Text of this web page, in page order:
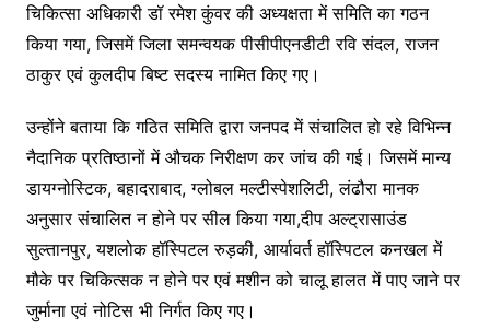
चिकित्सा अधिकारी डॉ रमेश कुंवर की अध्यक्षता में समिति का गठन
किया गया, जिसमें जिला समन्वयक पीसीपीएनडीटी रवि संदल, राजन
ठाकुर एवं कुलदीप बिष्ट सदस्य नामित किए गए।
उन्होंने बताया कि गठित समिति द्वारा जनपद में संचालित हो रहे विभिन्न
नैदानिक प्रतिष्ठानों में औचक निरीक्षण कर जांच की गई। जिसमें मान्य
डायग्नोस्टिक, बहादराबाद, ग्लोबल मल्टीस्पेशलिटी, लंढौरा मानक
अनुसार संचालित न होने पर सील किया गया,दीप अल्ट्रासाउंड
सुल्तानपुर, यशलोक हॉस्पिटल रुड़की, आर्यावर्त हॉस्पिटल कनखल में
मौके पर चिकित्सक न होने पर एवं मशीन को चालू हालत में पाए जाने पर
जुर्माना एवं नोटिस भी निर्गत किए गए।